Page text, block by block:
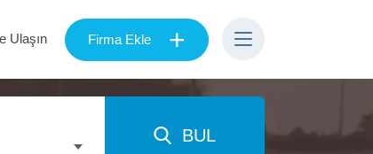
Ulaşın Firma Ekle +
BUL